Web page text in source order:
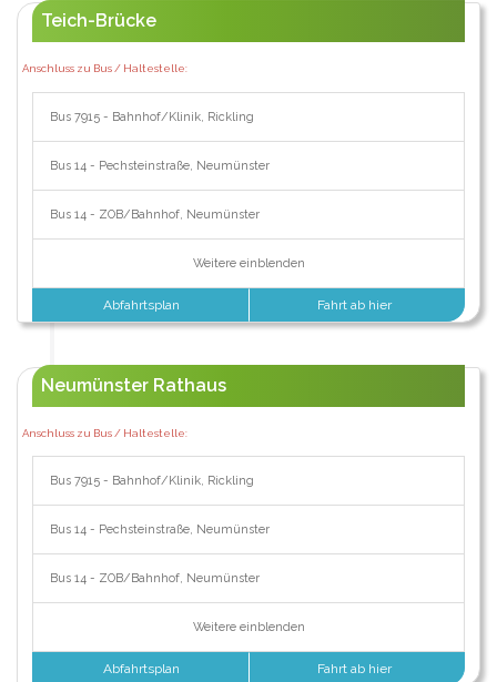
Teich-Brücke
Anschluss zu Bus / Haltestelle:
Bus 7915 - Bahnhof/Klinik, Rickling
Bus 14 - Pechsteinstraße, Neumünster
Bus 14 - ZOB/Bahnhof, Neumünster
Weitere einblenden
Abfahrtsplan Fahrt ab hier
Neumünster Rathaus
Anschluss zu Bus / Haltestelle:
Bus 7915 - Bahnhof/Klinik, Rickling
Bus 14 - Pechsteinstraße, Neumünster
Bus 14 - ZOB/Bahnhof, Neumünster
Weitere einblenden
Abfahrtsplan Fahrt ab hier